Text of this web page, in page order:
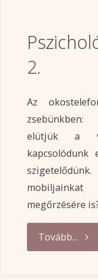
2.
Az
zsebünkben:
elütjük a
kapcsolódunk
megőrzésére
Tovább...